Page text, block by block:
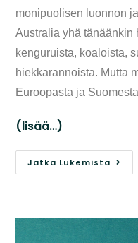
monipuolisen luonnon
Australia yhä tänäänkin
kenguruista, koaloista,
hiekkarannoista. Mutta
Euroopasta ja
(lisää…)
Jatka Lukemista